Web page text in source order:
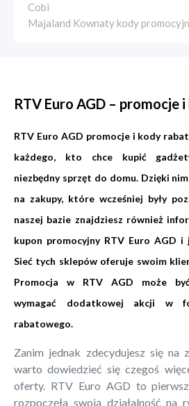
Cobi
Majaland Kownaty kody
RTV Euro AGD – promocje
RTV Euro AGD promocje i kody
każdego, kto chce kupić
niezbędny sprzęt do domu. Dzięki
na zakupy, które wcześniej były
naszej bazie znajdziesz również
kupon promocyjny RTV Euro AGD
Sieć tych sklepów oferuje swoim
Promocja w RTV AGD może
wymagać dodatkowej akcji w
rabatowego.
Zanim jednak zdecydujesz się na
warto dowiedzieć się czegoś
oferty. RTV Euro AGD to
rozpoczęła swoją działalność